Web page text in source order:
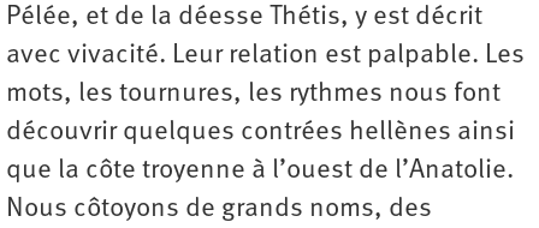
Pélée, et de la déesse Thétis, y est décrit
avec vivacité. Leur relation est palpable. Les
mots, les tournures, les rythmes nous font
découvrir quelques contrées hellènes ainsi
que la côte troyenne à l’ouest de l’Anatolie.
Nous côtoyons de grands noms, des